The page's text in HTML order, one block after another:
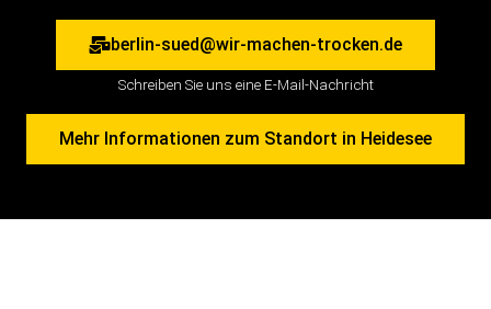
berlin-sued@wir-machen-trocken.de
Schreiben Sie uns eine E-Mail-Nachricht
Mehr Informationen zum Standort in Heidesee